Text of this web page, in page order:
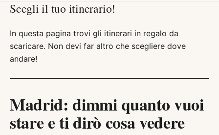
Scegli il tuo itinerario!
In questa pagina trovi gli itinerari in regalo da
scaricare. Non devi far altro che scegliere dove
andare!
Madrid: dimmi quanto vuoi
stare e ti dirò cosa vedere